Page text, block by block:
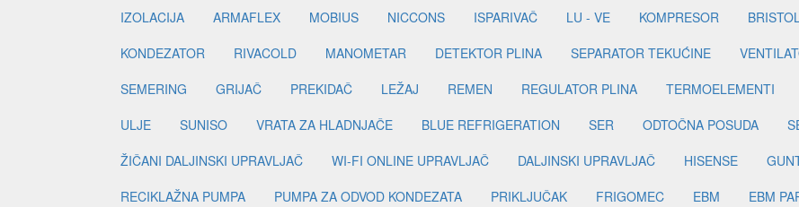
IZOLACIJA
ARMAFLEX MOBIUS NICCONS ISPARIVAČ LU - VE KOMPRESOR
KONDEZATOR
RIVACOLD MANOMETAR DETEKTOR PLINA SEPARATOR TEKUĆINE
SEMERING
GRIJAČ PREKIDAČ LEŽAJ REMEN REGULATOR PLINA TERMOELEMENTI
ULJE
SUNISO VRATA ZA HLADNJAČE BLUE REFRIGERATION SER ODTOČNA POSUDA
ŽIČANI DALJINSKI UPRAVLJAČ
WI-FI ONLINE UPRAVLJAČ DALJINSKI UPRAVLJAČ HISENSE
RECIKLAŽNA PUMPA
PUMPA ZA ODVOD KONDEZATA PRIKLJUČAK FRIGOMEC EBM EBM